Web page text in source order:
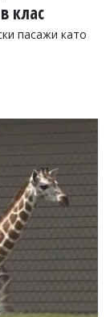
клас
пасажи като